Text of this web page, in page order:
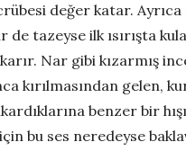
değer katar.
de tazeyse ilk ısırışta
Nar gibi kızarmış
kırılmasından gelen,
benzer bir
bu ses neredeyse